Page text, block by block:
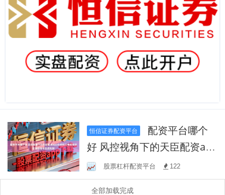
恒信证券配资平台
好 风控视角下的天臣配资ap
p合规执行有效性评估围绕信
号生成机制
股票杠杆配资平台 122
全部加载完成